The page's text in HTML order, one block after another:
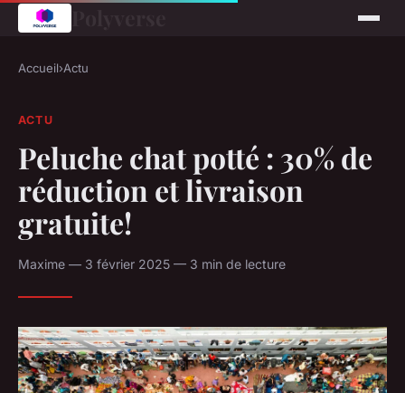
Accueil›Actu
ACTU
Peluche chat potté : 30% de
réduction et livraison
gratuite!
Maxime — 3 février 2025 — 3 min de lecture